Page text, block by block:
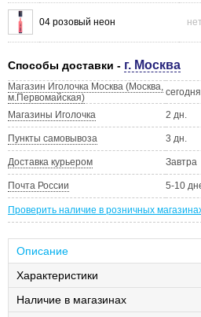
04 розовый неон
Способы доставки - г. Москва
Магазин Иголочка Москва (Москва,
м.Первомайская)
Магазины Иголочка 2 дн.
Пункты самовывоза 3 дн.
Доставка курьером Завтра
Почта России 5-10
Проверить наличие в розничных
Описание
Характеристики
Наличие в магазинах